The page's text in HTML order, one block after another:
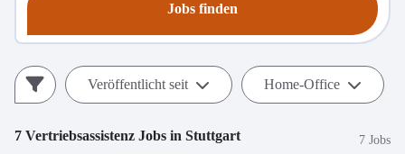
Jobs finden
Veröffentlicht seit Home-Office
7 Vertriebsassistenz Jobs in Stuttgart 7 Jobs